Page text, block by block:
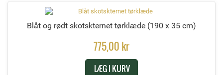
Blåt og rødt skotskternet tørklæde (190 x 35 cm)
775,00 kr
LÆG I KURV